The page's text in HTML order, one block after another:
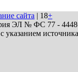
сайта | 18+
ЭЛ № ФС 77 - 44486
указанием